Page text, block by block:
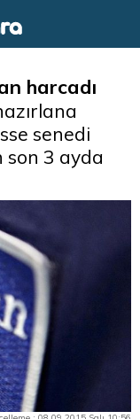
harcadı
senedi
son 3 ayda